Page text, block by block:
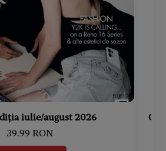
iulie/august 2026
39.99 RON